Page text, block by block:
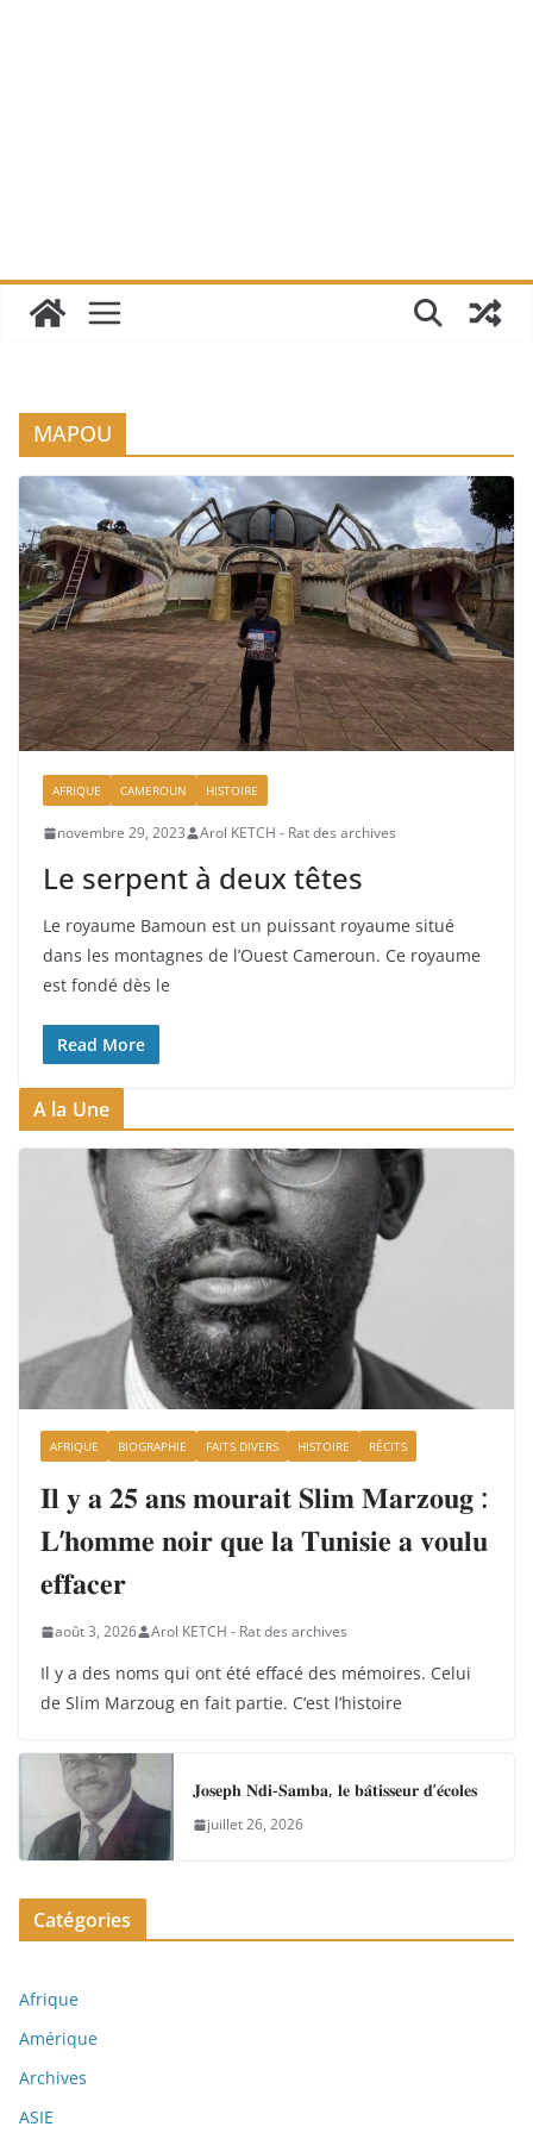
MAPOU
AFRIQUE CAMEROUN HISTOIRE
novembre 29, 2023 Arol KETCH - Rat des archives
Le serpent à deux têtes
Le royaume Bamoun est un puissant royaume situé
dans les montagnes de l’Ouest Cameroun. Ce royaume
est fondé dès le
Read More
A la Une
AFRIQUE BIOGRAPHIE FAITS DIVERS HISTOIRE RÉCITS
𝐈𝐥 𝐲 𝐚 𝟐𝟓 𝐚𝐧𝐬 𝐦𝐨𝐮𝐫𝐚𝐢𝐭 𝐒𝐥𝐢𝐦 𝐌𝐚𝐫𝐳𝐨𝐮𝐠 :
𝐋’𝐡𝐨𝐦𝐦𝐞 𝐧𝐨𝐢𝐫 𝐪𝐮𝐞 𝐥𝐚 𝐓𝐮𝐧𝐢𝐬𝐢𝐞 𝐚 𝐯𝐨𝐮𝐥𝐮
𝐞𝐟𝐟𝐚𝐜𝐞𝐫
août 3, 2026 Arol KETCH - Rat des archives
Il y a des noms qui ont été effacé des mémoires. Celui
de Slim Marzoug en fait partie. C’est l’histoire
𝐉𝐨𝐬𝐞𝐩𝐡 𝐍𝐝𝐢-𝐒𝐚𝐦𝐛𝐚, 𝐥𝐞 𝐛𝐚̂𝐭𝐢𝐬𝐬𝐞𝐮𝐫 𝐝’𝐞́𝐜𝐨𝐥𝐞𝐬
juillet 26, 2026
Catégories
Afrique
Amérique
Archives
ASIE